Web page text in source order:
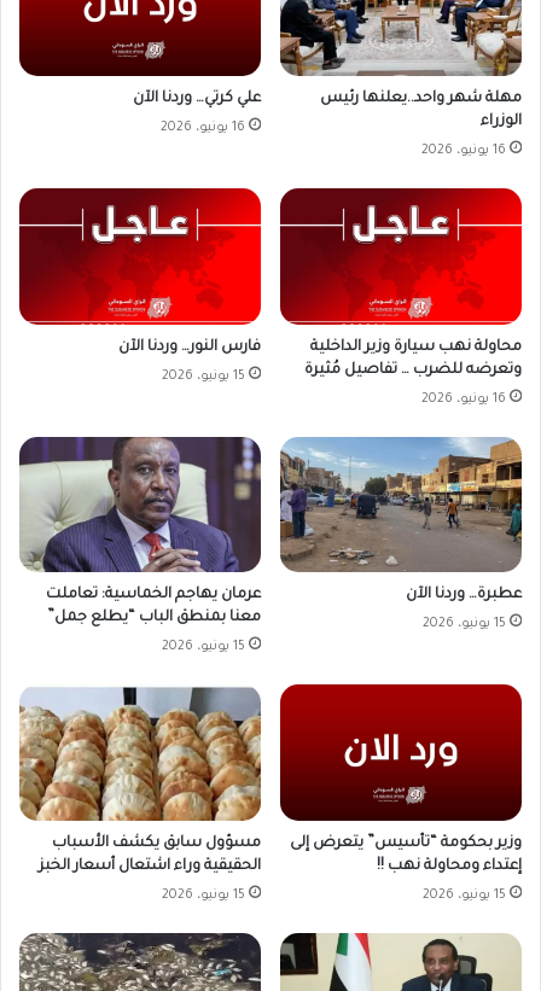
مهلة شهر واحد..يعلنها رئيس
الوزراء
16 يونيو، 2026
علي كرتي… وردنا الآن
16 يونيو، 2026
محاولة نهب سيارة وزير الداخلية
وتعرضه للضرب … تفاصيل مُثيرة
16 يونيو، 2026
فارس النور… وردنا الآن
15 يونيو، 2026
عطبرة… وردنا الآن
15 يونيو، 2026
عرمان يهاجم الخماسية: تعاملت
معنا بمنطق الباب “يطلع جمل”
15 يونيو، 2026
وزير بحكومة “تأسيس” يتعرض إلى
إعتداء ومحاولة نهب !!
15 يونيو، 2026
مسؤول سابق يكشف الأسباب
الحقيقية وراء اشتعال أسعار الخبز
15 يونيو، 2026